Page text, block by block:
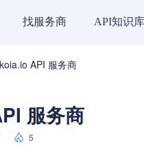
找服务商 API知识库
API 服务商
服务商
5